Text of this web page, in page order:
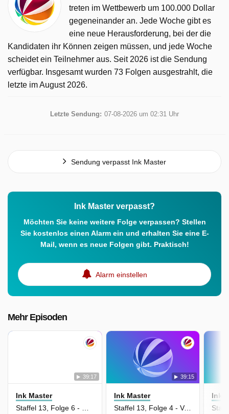
treten im Wettbewerb um 100.000 Dollar
gegeneinander an. Jede Woche gibt es
eine neue Herausforderung, bei der die
Kandidaten ihr Können zeigen müssen, und jede Woche
scheidet ein Teilnehmer aus. Seit 2026 ist die Sendung
verfügbar. Insgesamt wurden 73 Folgen ausgestrahlt, die
letzte im August 2026.
Letzte Sendung: 07-08-2026 um 02:31 Uhr
Sendung verpasst Ink Master
Ink Master verpasst?
Möchten Sie keine weitere Folge verpassen? Stellen
Sie kostenlos einen Alarm ein und erhalten Sie eine E-
Mail, wenn es neue Folgen gibt. Praktisch!
Alarm einstellen
Mehr Episoden
39:17
Ink Master
Staffel 13, Folge 6 - Harte Kontraste
39:15
Ink Master
Staffel 13, Folge 4 - Verzockt
Ink